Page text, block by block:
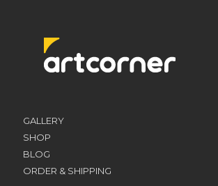
GALLERY
SHOP
BLOG
ORDER & SHIPPING